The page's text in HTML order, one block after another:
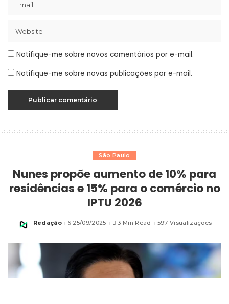
Notifique-me sobre novos comentários por e-mail.
Notifique-me sobre novas publicações por e-mail.
São Paulo
Nunes propõe aumento de 10% para
residências e 15% para o comércio no
IPTU 2026
Posted
Redação 25/09/2025 3 Min Read 597 Visualizações